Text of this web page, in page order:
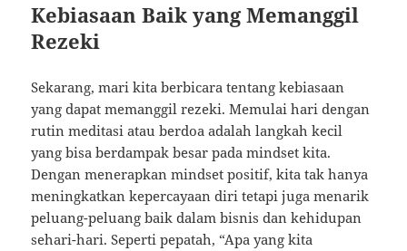
Kebiasaan Baik yang Memanggil
Rezeki
Sekarang, mari kita berbicara tentang kebiasaan
yang dapat memanggil rezeki. Memulai hari dengan
rutin meditasi atau berdoa adalah langkah kecil
yang bisa berdampak besar pada mindset kita.
Dengan menerapkan mindset positif, kita tak hanya
meningkatkan kepercayaan diri tetapi juga menarik
peluang-peluang baik dalam bisnis dan kehidupan
sehari-hari. Seperti pepatah, “Apa yang kita